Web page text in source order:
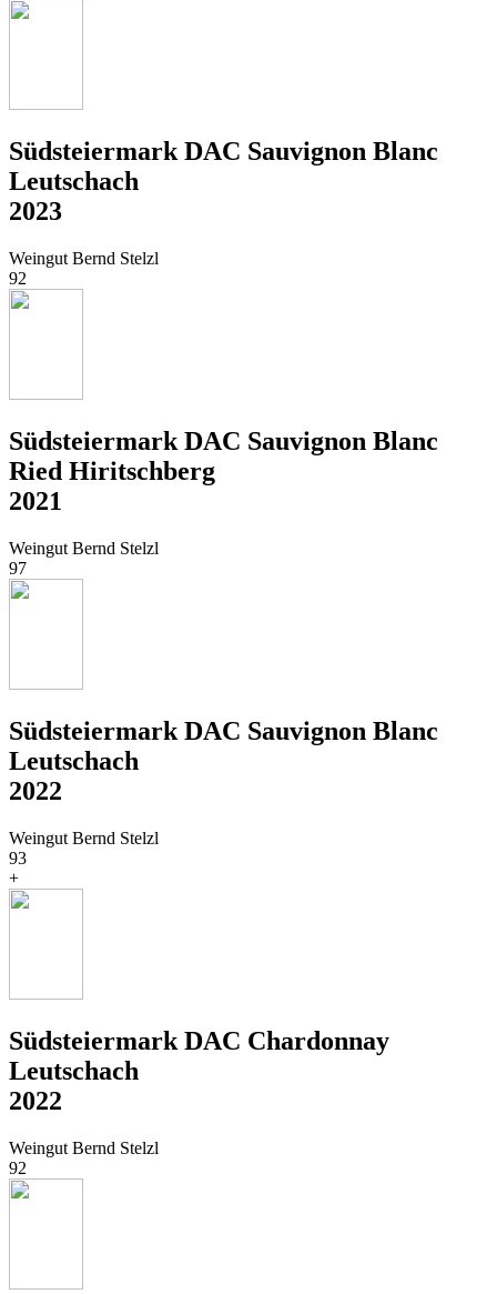
Südsteiermark DAC Sauvignon Blanc
Leutschach
2023
Weingut Bernd Stelzl
92
Südsteiermark DAC Sauvignon Blanc
Ried Hiritschberg
2021
Weingut Bernd Stelzl
97
Südsteiermark DAC Sauvignon Blanc
Leutschach
2022
Weingut Bernd Stelzl
93
+
Südsteiermark DAC Chardonnay
Leutschach
2022
Weingut Bernd Stelzl
92